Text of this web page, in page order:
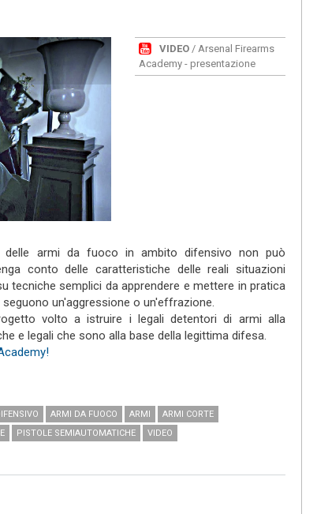
VIDEO/ Arsenal Firearms
Academy - presentazione
armi da fuoco in ambito difensivo non può
conto delle caratteristiche delle reali situazioni
tecniche semplici da apprendere e mettere in pratica
un'aggressione o un'effrazione.
volto a istruire i legali detentori di armi alla
e legali che sono alla base della legittima difesa.
ARMI DA FUOCO ARMI
ARMI CORTE
PISTOLE SEMIAUTOMATICHE VIDEO